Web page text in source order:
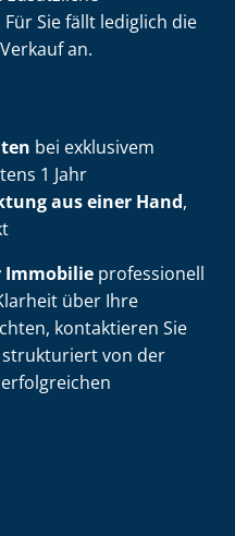
Sie fällt lediglich die
an.
bei exklusivem
1 Jahr
aus einer Hand,
Immobilie professionell
über Ihre
kontaktieren Sie
strukturiert von der